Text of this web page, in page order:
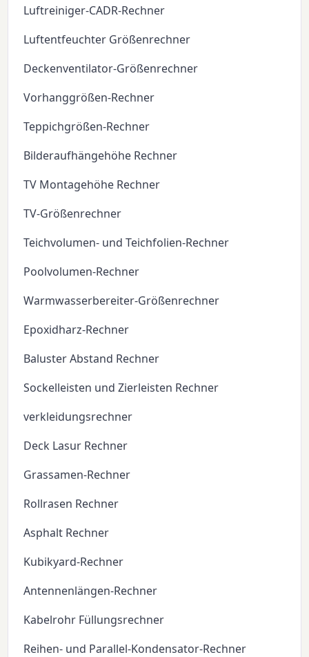
Luftreiniger-CADR-Rechner
Luftentfeuchter Größenrechner
Deckenventilator-Größenrechner
Vorhanggrößen-Rechner
Teppichgrößen-Rechner
Bilderaufhängehöhe Rechner
TV Montagehöhe Rechner
TV-Größenrechner
Teichvolumen- und Teichfolien-Rechner
Poolvolumen-Rechner
Warmwasserbereiter-Größenrechner
Epoxidharz-Rechner
Baluster Abstand Rechner
Sockelleisten und Zierleisten Rechner
verkleidungsrechner
Deck Lasur Rechner
Grassamen-Rechner
Rollrasen Rechner
Asphalt Rechner
Kubikyard-Rechner
Antennenlängen-Rechner
Kabelrohr Füllungsrechner
Reihen- und Parallel-Kondensator-Rechner